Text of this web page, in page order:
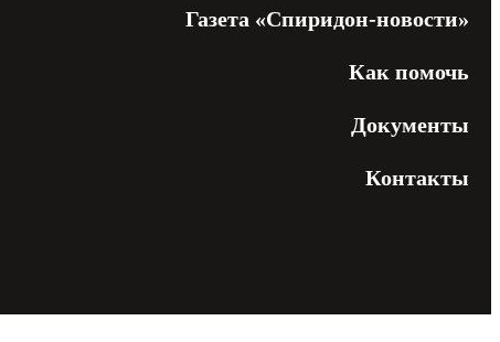
Газета «Спиридон-новости»
Как помочь
Документы
Контакты